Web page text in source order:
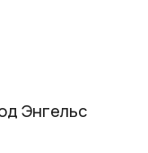
Энгельс